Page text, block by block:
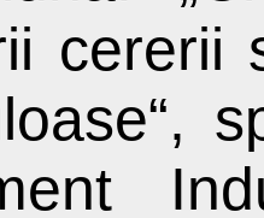
cererii